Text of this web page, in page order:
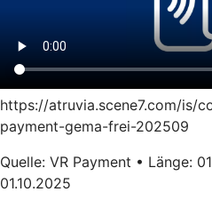
https://atruvia.scene7.com/is/
payment-gema-frei-202509
Quelle: VR Payment • Länge:
01.10.2025